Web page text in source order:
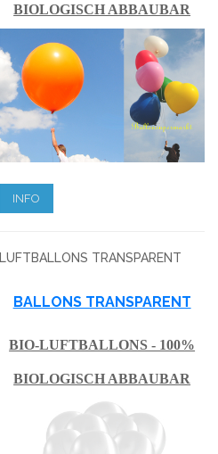
BIOLOGISCH ABBAUBAR
INFO
LUFTBALLONS TRANSPARENT
BALLONS TRANSPARENT
BIO-LUFTBALLONS - 100%
BIOLOGISCH ABBAUBAR